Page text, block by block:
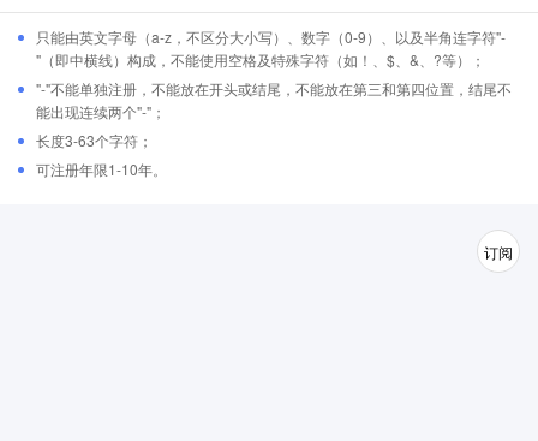
只能由英文字母（a-z，不区分大小写）、数字（0-9）、以及半角连字符"-
"（即中横线）构成，不能使用空格及特殊字符（如！、$、&、?等）；
"-"不能单独注册，不能放在开头或结尾，不能放在第三和第四位置，结尾不
能出现连续两个"-"；
长度3-63个字符；
可注册年限1-10年。
订阅